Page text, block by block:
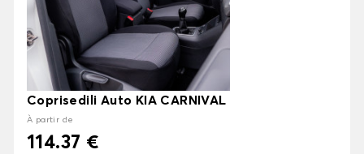
Coprisedili Auto KIA CARNIVAL
À partir de
114.37 €